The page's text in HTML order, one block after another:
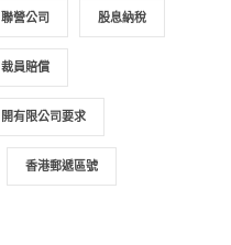
聯營公司 股息納稅
裁員賠償
開有限公司要求
香港郵遞區號